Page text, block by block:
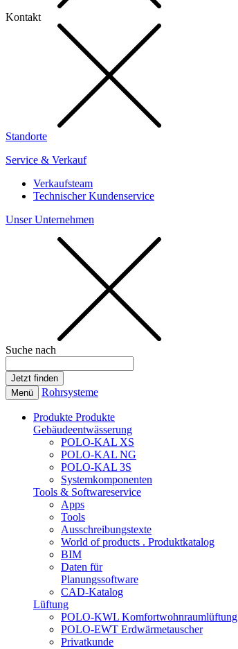
Kontakt
Standorte
Service & Verkauf
Verkaufsteam
Technischer Kundenservice
Unser Unternehmen
Suche nach
Menü Rohrsysteme
Produkte Produkte
Gebäudeentwässerung
POLO-KAL XS
POLO-KAL NG
POLO-KAL 3S
Systemkomponenten
Tools & Softwareservice
Apps
Tools
Ausschreibungstexte
World of products . Produktkatalog
BIM
Daten für
Planungssoftware
CAD-Katalog
Lüftung
POLO-KWL Komfortwohnraumlüftung
POLO-EWT Erdwärmetauscher
Privatkunde